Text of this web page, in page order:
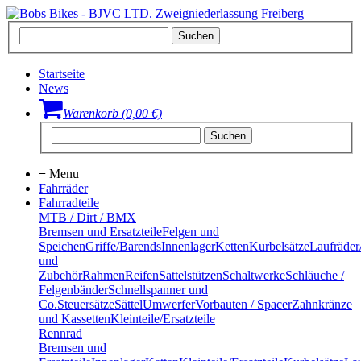
Startseite
News
Warenkorb (0,00 €)
≡ Menu
Fahrräder
Fahrradteile
MTB / Dirt / BMX
Bremsen und ErsatzteileFelgen und
SpeichenGriffe/BarendsInnenlagerKettenKurbelsätze
und
ZubehörRahmenReifenSattelstützenSchaltwerkeSchläuche /
FelgenbänderSchnellspanner und
Co.SteuersätzeSättelUmwerferVorbauten / SpacerZahnkränze
und KassettenKleinteile/Ersatzteile
Rennrad
Bremsen und